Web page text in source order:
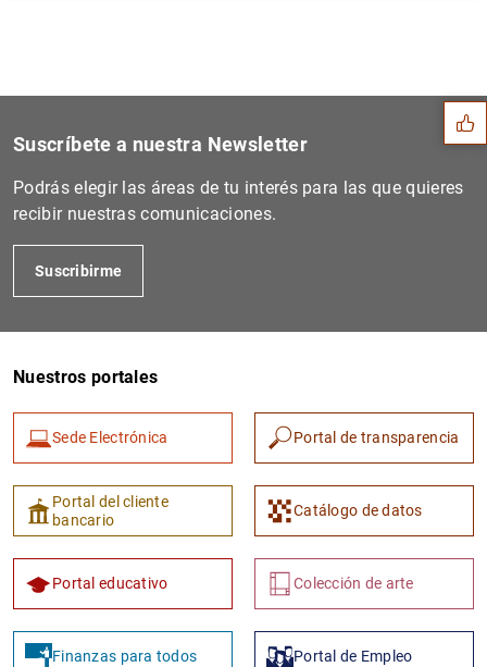
Sugerencias
1 2
Suscríbete a nuestra Newsletter
Podrás elegir las áreas de tu interés para las que quieres
recibir nuestras comunicaciones.
Suscribirme
Nuestros portales
Sede Electrónica Portal de transparencia
Portal del cliente
bancario
Catálogo de datos
Portal educativo Colección de arte
Finanzas para todos Portal de Empleo